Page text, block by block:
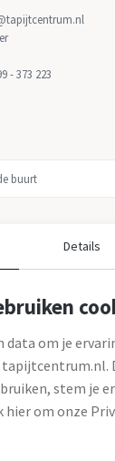
- 373 223
Details
data om je
stem je
om onze